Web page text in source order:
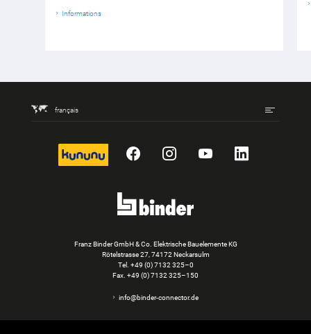
Informations
français
kununu FacebookInstagram
YouTubeLinkedIn
Franz Binder GmbH & Co. Elektrische Bauelemente KG
Rötelstrasse 27, 74172 Neckarsulm
Tel. +49 (0) 7132 325–0
Fax. +49 (0) 7132 325–150
info@binder-connector.de